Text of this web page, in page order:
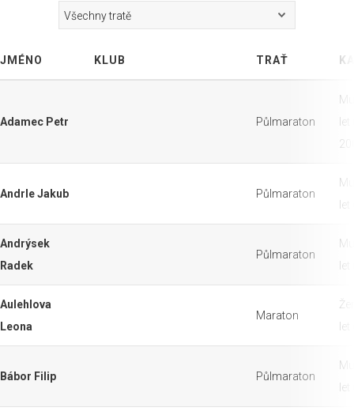
JMÉNO KLUB TRAŤ
Adamec Petr Půlmaraton
Andrle Jakub Půlmaraton
Andrýsek
Radek
Půlmaraton
Aulehlova
Leona
Maraton
Bábor Filip Půlmaraton